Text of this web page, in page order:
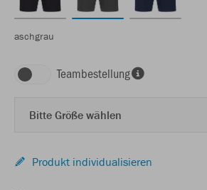
aschgrau
Teambestellung
Bitte Größe wählen
Produkt individualisieren